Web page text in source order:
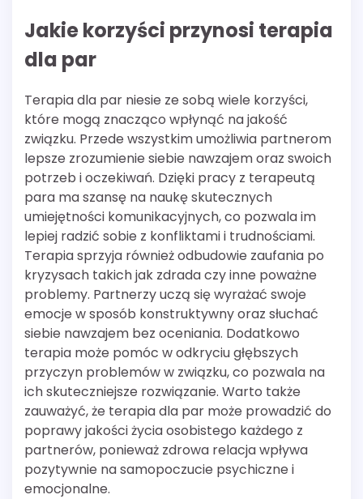
Jakie korzyści przynosi terapia
dla par
Terapia dla par niesie ze sobą wiele korzyści,
które mogą znacząco wpłynąć na jakość
związku. Przede wszystkim umożliwia partnerom
lepsze zrozumienie siebie nawzajem oraz swoich
potrzeb i oczekiwań. Dzięki pracy z terapeutą
para ma szansę na naukę skutecznych
umiejętności komunikacyjnych, co pozwala im
lepiej radzić sobie z konfliktami i trudnościami.
Terapia sprzyja również odbudowie zaufania po
kryzysach takich jak zdrada czy inne poważne
problemy. Partnerzy uczą się wyrażać swoje
emocje w sposób konstruktywny oraz słuchać
siebie nawzajem bez oceniania. Dodatkowo
terapia może pomóc w odkryciu głębszych
przyczyn problemów w związku, co pozwala na
ich skuteczniejsze rozwiązanie. Warto także
zauważyć, że terapia dla par może prowadzić do
poprawy jakości życia osobistego każdego z
partnerów, ponieważ zdrowa relacja wpływa
pozytywnie na samopoczucie psychiczne i
emocjonalne.